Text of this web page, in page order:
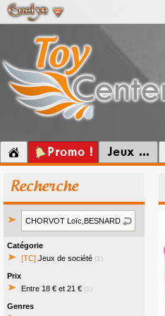
Promo ! Jeux ...
Recherche
Catégorie
[TC] Jeux de société (1)
Prix
Entre 18 € et 21 € (1)
Genres